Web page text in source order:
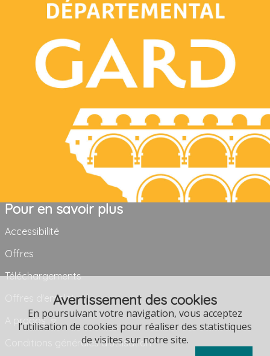
Pour en savoir plus
Accessibilité
Offres
Téléchargements
Offres d'emploi
A propos
Conditions générales d'utilisation
Avertissement des cookies
En poursuivant votre navigation, vous acceptez
l’utilisation de cookies pour réaliser des statistiques
de visites sur notre site.